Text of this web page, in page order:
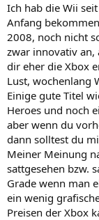
Ich hab die Wii
Anfang
2008, noch nicht
zwar innovativ an,
dir eher die Xbox
Lust, wochenlang
Einige gute Titel
Heroes und noch
aber wenn du
dann solltest du
Meiner Meinung
sattgesehen bzw.
Grade wenn man
ein wenig
Preisen der Xbox